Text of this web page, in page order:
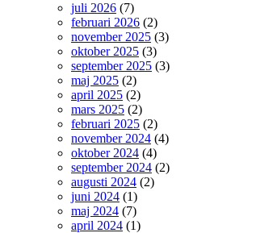
juli 2026 (7)
februari 2026 (2)
november 2025 (3)
oktober 2025 (3)
september 2025 (3)
maj 2025 (2)
april 2025 (2)
mars 2025 (2)
februari 2025 (2)
november 2024 (4)
oktober 2024 (4)
september 2024 (2)
augusti 2024 (2)
juni 2024 (1)
maj 2024 (7)
april 2024 (1)